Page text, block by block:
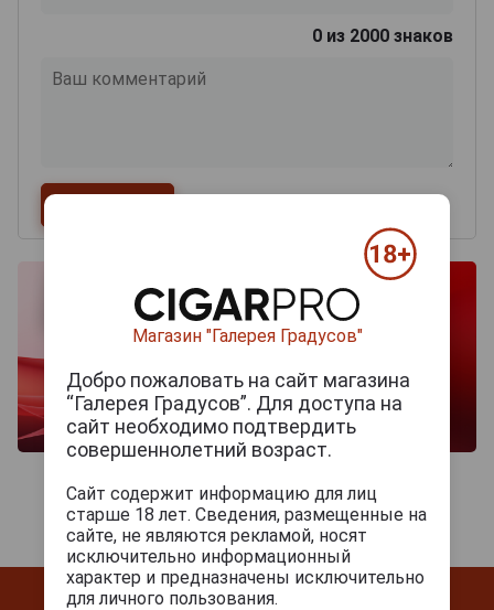
0 из 2000 знаков
Магазин "Галерея Градусов"
Добро пожаловать на сайт магазина
“Галерея Градусов”. Для доступа на
сайт необходимо подтвердить
совершеннолетний возраст.
Сайт содержит информацию для лиц
старше 18 лет. Сведения, размещенные на
сайте, не являются рекламой, носят
исключительно информационный
характер и предназначены исключительно
для личного пользования.